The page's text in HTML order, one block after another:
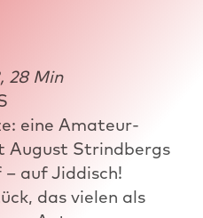
28 Min
eine Amateur-
August Strindbergs
– auf Jiddisch!
das vielen als